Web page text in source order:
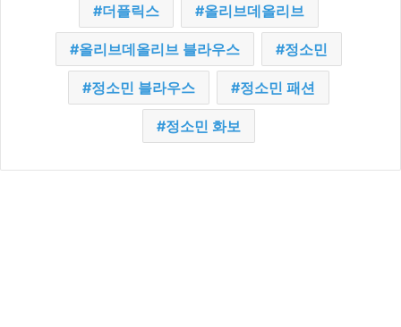
더플릭스 올리브데올리브
올리브데올리브 블라우스 정소민
정소민 블라우스 정소민 패션
정소민 화보